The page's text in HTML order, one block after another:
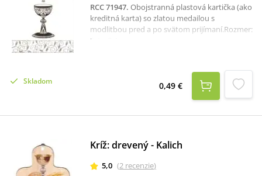
RCC 71947. Obojstranná plastová kartička (ako
kreditná karta) so zlatou medailou s
modlitbou pred a po svätom prijímaní.Rozmer:
8,4 x 5,4 cm.
Skladom 0,49 €
Kríž: drevený - Kalich
5,0 (2 recenzie)